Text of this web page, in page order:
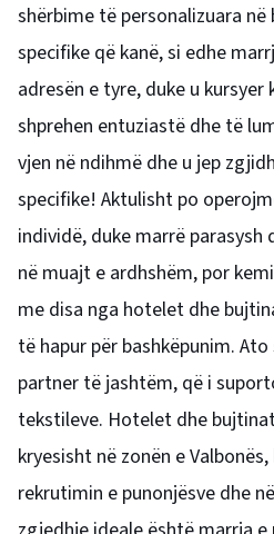
shërbime të personalizuara në
specifike që kanë, si edhe
adresën e tyre, duke u
shprehen entuziastë dhe të
vjen në ndihmë dhe u jep
specifike! Aktulisht po
individë, duke marrë
në muajt e ardhshëm, por
me disa nga hotelet dhe
të hapur për bashkëpunim.
partner të jashtëm, që i
tekstileve. Hotelet dhe
kryesisht në zonën e
rekrutimin e punonjësve dhe